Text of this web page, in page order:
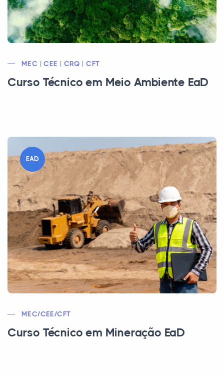
MEC | CEE | CRQ | CFT
Curso Técnico em Meio Ambiente EaD
EAD
MEC/CEE/CFT
Curso Técnico em Mineração EaD